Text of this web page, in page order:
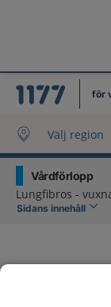
för
Välj region
Vårdförlopp
Lungfibros -
Sidans innehåll